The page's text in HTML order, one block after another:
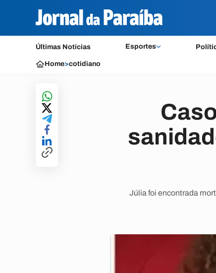
Últimas Notícias Esportes
Home>cotidiano
Júlia foi encontrada